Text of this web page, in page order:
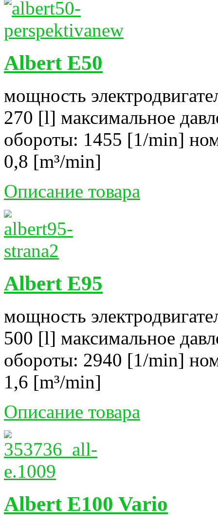
Albert E50
мощность
270 [l] максимальное
обороты: 1455 [1/min]
0,8 [m³/min]
Описание товара
Albert E95
мощность
500 [l] максимальное
обороты: 2940 [1/min]
1,6 [m³/min]
Описание товара
Albert E100 Vario